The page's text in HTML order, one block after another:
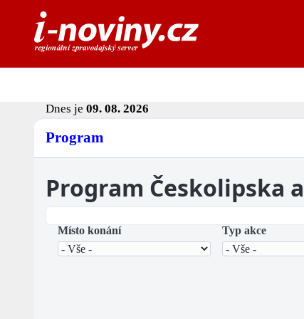
Dnes je 09. 08. 2026
Program
Program Českolipska
Místo konání Typ akce